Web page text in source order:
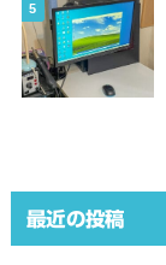
最近の投稿